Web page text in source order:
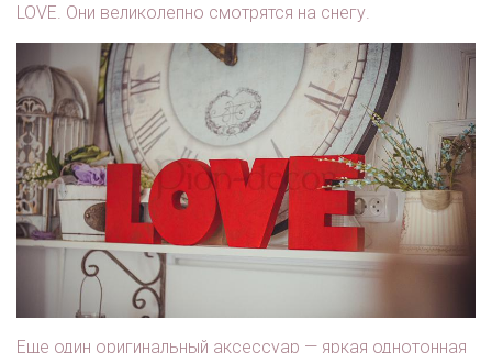
LOVE. Они великолепно смотрятся на снегу.
Еще один оригинальный аксессуар — яркая однотонная